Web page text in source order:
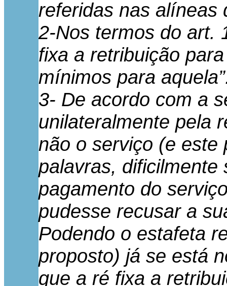
referidas nas alíneas
2-Nos termos do art.
fixa a retribuição
mínimos para
3- De acordo com a
unilateralmente pela
não o serviço (e este
palavras, dificilmente
pagamento do
pudesse recusar a
Podendo o estafeta
proposto) já se está
que a ré fixa a